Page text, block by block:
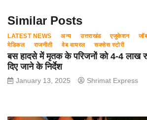
k
Similar Posts
LATEST NEWS अन्य उत्तराखंड एजुकेशन जॉब
मेडिकल
राजनीती वेब वायरल सक्सेस स्टोरी
बस हादसे में मृतक के परिजनों को 4-4 लाख
दिए जाने के निर्देश
January 13, 2025 Shrimat Express